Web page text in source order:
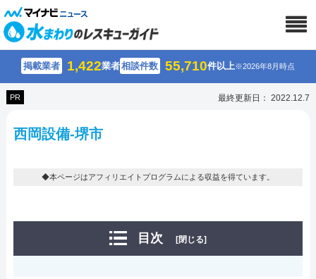
掲載業者 1,422業者相談件数 55,710件以上※2026年8月時点
PR 最終更新日： 2022.12.7
西岡設備-堺市
◆本ページはアフィリエイトプログラムによる収益を得ています。
目次 [閉じる]